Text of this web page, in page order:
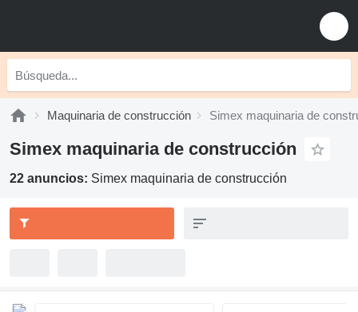
Maquinaria de construcción Simex maquinaria de
Simex maquinaria de construcción
22 anuncios: Simex maquinaria de construcción